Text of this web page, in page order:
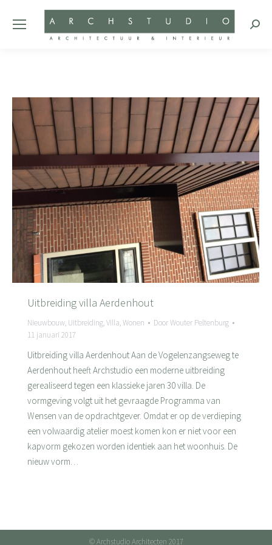
Uitbreiding villa Aerdenhout
Nieuwbouw, Uitbreiding,Villa,Wonen DoorWouter Peltenburg
11 januari 2017
Uitbreiding villa Aerdenhout Aan de Vogelenzangseweg te
Aerdenhout heeft Archstudio een moderne uitbreiding
gerealiseerd tegen een klassieke jaren 30 villa. De
vormgeving volgt uit het gevraagde Programma van
Wensen van de opdrachtgever. Omdat er op de verdieping
een volwaardig atelier moest komen kon er niet voor een
kapvorm gekozen worden identiek aan het woonhuis. De
nieuw vorm…
© Archstudio Architecten 2017